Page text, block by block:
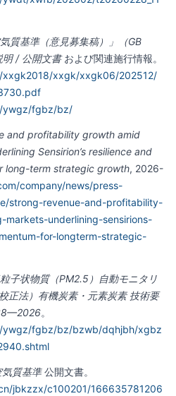
気質基準（意見募集稿）」（GB
/ 公開文書および関連施行情報。
xxgk2018/xxgk/xxgk06/202512/
ywgz/fgbz/bz/
and profitability growth amid
Sensirion’s resilience and
long-term strategic growth, 2026-
company/news/press-
strong-revenue-and-profitability-
underlining-sensirions-
for-longterm-strategic-
子状物質（PM2.5）自動モニタリ
正法）有機炭素・元素炭素 技術要
。
ywgz/fgbz/bz/bzwb/dqhjbh/xgbz
質基準公開文書。
jbkzzx/c100201/166635781206